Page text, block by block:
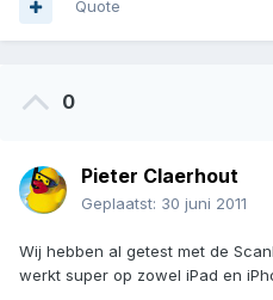
Quote
0
Pieter Claerhout
Geplaatst: 30 juni 2011
Wij hebben al getest met de
werkt super op zowel iPad en